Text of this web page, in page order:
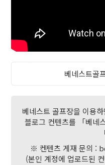
베네스트골
베네스트 골프장을 이용
블로그 컨텐츠를 「베네
※ 켄텐츠 게재 문의 :
(본인 계정에 업로드된